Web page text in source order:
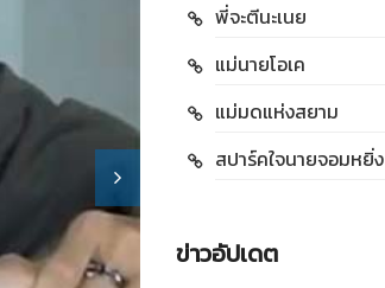
พี่จะตีนะเนย
แม่นายโอเค
แม่มดแห่งสยาม
สปาร์คใจนายจอมหยิ่ง
ข่าวอัปเดต